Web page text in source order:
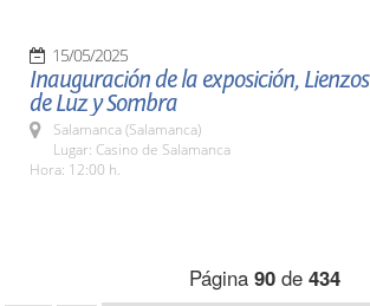
15/05/2025
Inauguración de la exposición, Lienzos
de Luz y Sombra
Salamanca (Salamanca)
Lugar: Casino de Salamanca
Hora: 12:00 h.
Página 90 de 434